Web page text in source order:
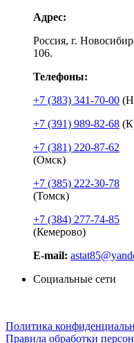
Адрес:
Россия, г.
106.
Телефоны:
+7 (383) 341-70-00
+7 (391) 989-82-68
+7 (381) 220-87-62
(Омск)
+7 (385) 222-30-78
(Томск)
+7 (384) 277-74-85
(Кемерово)
E-mail:
Социальные сети
Политика
Правила обработки